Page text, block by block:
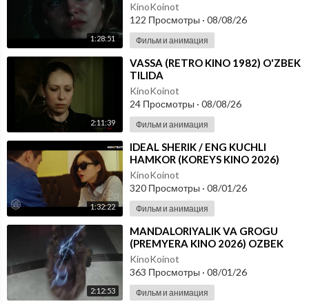
1:28:51
KinoKoinot
122 Просмотры · 08/08/26
Фильм и анимация
2:11:39
⁣VASSA (RETRO KINO 1982) O'ZBEK
TILIDA
KinoKoinot
24 Просмотры · 08/08/26
Фильм и анимация
1:32:22
⁣IDEAL SHERIK / ENG KUCHLI
HAMKOR (KOREYS KINO 2026)
UZBEK TILIDA
KinoKoinot
320 Просмотры · 08/01/26
Фильм и анимация
2:12:53
⁣MANDALORIYALIK VA GROGU
(PREMYERA KINO 2026) OZBEK
TILIDA
KinoKoinot
363 Просмотры · 08/01/26
Фильм и анимация